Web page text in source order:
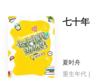
七十
夏时舟
重生年代 |